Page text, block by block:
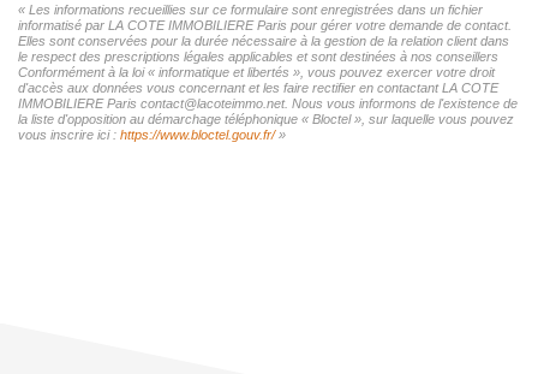
« Les informations recueillies sur ce formulaire sont enregistrées dans un fichier
informatisé par LA COTE IMMOBILIERE Paris pour gérer votre demande de contact.
Elles sont conservées pour la durée nécessaire à la gestion de la relation client dans
le respect des prescriptions légales applicables et sont destinées à nos conseillers
Conformément à la loi « informatique et libertés », vous pouvez exercer votre droit
d'accès aux données vous concernant et les faire rectifier en contactant LA COTE
IMMOBILIERE Paris contact@lacoteimmo.net. Nous vous informons de l'existence de
la liste d'opposition au démarchage téléphonique « Bloctel », sur laquelle vous pouvez
vous inscrire ici : https://www.bloctel.gouv.fr/»